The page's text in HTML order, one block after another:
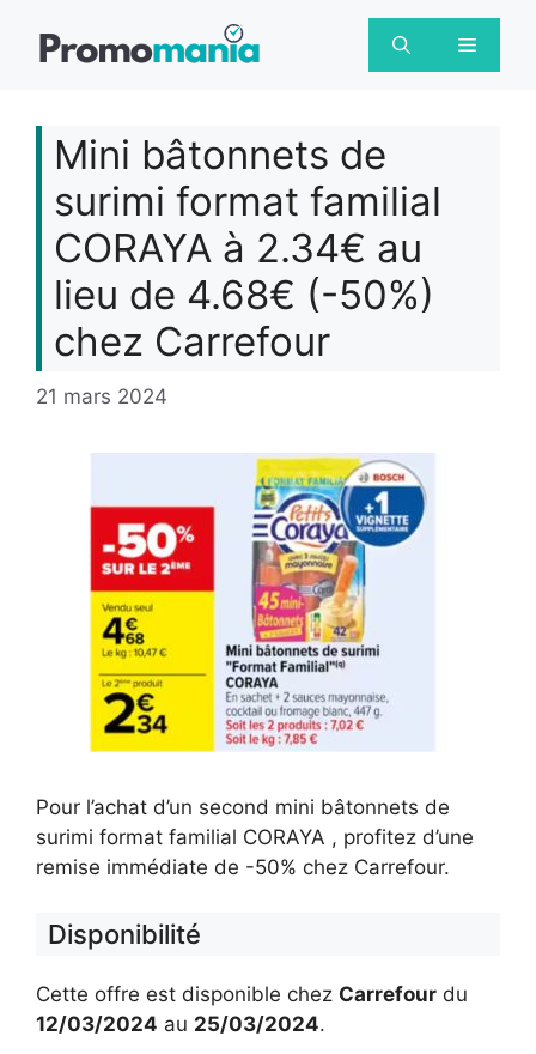
Menu
Mini bâtonnets de
surimi format familial
CORAYA à 2.34€ au
lieu de 4.68€ (-50%)
chez Carrefour
21 mars 2024
Pour l’achat d’un second mini bâtonnets de
surimi format familial CORAYA , profitez d’une
remise immédiate de -50% chez Carrefour.
Disponibilité
Cette offre est disponible chez Carrefour du
12/03/2024 au 25/03/2024.